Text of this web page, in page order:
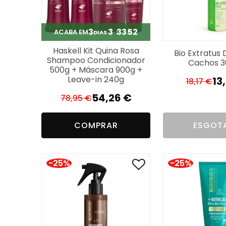
ACABA EM3DIAS3 3351
Haskell Kit Quina Rosa
Shampoo Condicionador
500g + Máscara 900g +
Leave-in 240g
78,95€ O
preço
original
era:
54,26 €
O
preço
atual
é:
COMPRAR
Bio Extratus
Cachos
18,17€ O
O
é:
-25% -25%